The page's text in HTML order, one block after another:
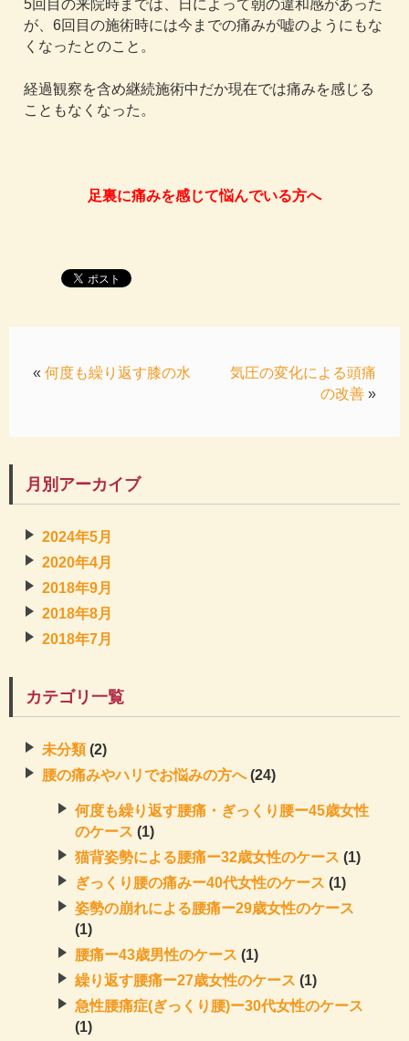
5回目の来院時までは、日によって朝の違和感があった
が、6回目の施術時には今までの痛みが嘘のようにもな
くなったとのこと。
経過観察を含め継続施術中だか現在では痛みを感じる
こともなくなった。
足裏に痛みを感じて悩んでいる方へ
気圧の変化による頭痛
の改善 »
« 何度も繰り返す膝の水
月別アーカイブ
2024年5月
2020年4月
2018年9月
2018年8月
2018年7月
カテゴリ一覧
未分類(2)
腰の痛みやハリでお悩みの方へ(24)
何度も繰り返す腰痛・ぎっくり腰ー45歳女性
のケース (1)
猫背姿勢による腰痛ー32歳女性のケース (1)
ぎっくり腰の痛みー40代女性のケース (1)
姿勢の崩れによる腰痛ー29歳女性のケース
(1)
腰痛ー43歳男性のケース (1)
繰り返す腰痛ー27歳女性のケース (1)
急性腰痛症(ぎっくり腰)ー30代女性のケース
(1)